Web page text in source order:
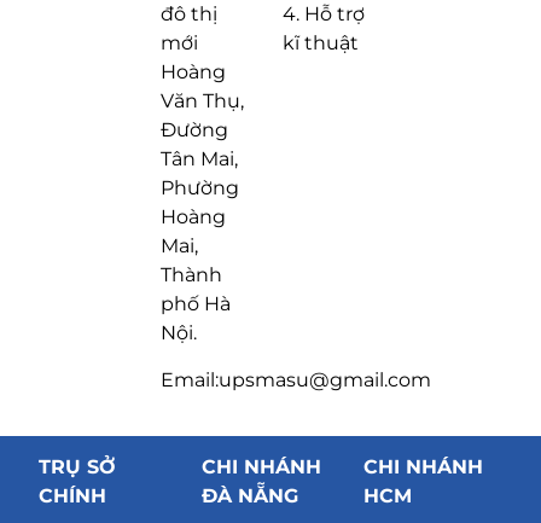
đô thị
mới
Hoàng
Văn Thụ,
Đường
Tân Mai,
Phường
Hoàng
Mai,
Thành
phố Hà
Nội.
Email:upsmasu@gmail.com
4. Hỗ trợ
kĩ thuật
TRỤ SỞ
CHÍNH
CHI NHÁNH
ĐÀ NẴNG
CHI NHÁNH
HCM